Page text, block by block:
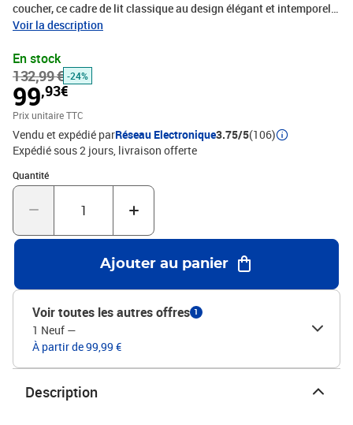
coucher, ce cadre de lit classique au design élégant et intemporel
est le choix parfait pour vous ! Construction métallique robuste : le
exceptionnellement dur et solide qui offre une robustesse et une
stabilité exceptionnelles.Lattes et pieds en métal : le cadre de lit
en métal est équipé de lattes en métal et de pieds centraux pour
offrir à votre matelas le soutien et la respirabilité dont il a tant
besoin.Espace de rangement supplémentaire : pour votre confort,
le lit d'appoint dispose également d'un espace supplémentaire en
dessous pour ranger vos boîtes de rangement à l'abri des
regards.Tête de lit et pied de lit fonctionnels : la tête et le pied de lit
du sommier maintiennent votre matelas en place. De plus, la tête
de lit vous offre un excellent soutien du dos lorsque vous vous
:Un matelas n'est pas inclus avec ce lit. Nous offrons une sélection
variée de matelas. Vous pouvez consulter notre boutique pour
trouver un matelas assorti.Couleur : blancMatériau :
acierDimensions totales : 219 x 187 x 100 cm (L x l x H)Hauteur
libre sous le lit : 26 cmDimensions du matelas correspondant : 183
x 213 cm (l x L) (matelas non inclus)L'assemblage est requis
Voir la description
En stock
132,99 € -24%
99,93€
Prix unitaire TTC
Vendu et expédié parRéseau Electronique3.75/5(106)
Expédié sous 2 jours livraison offerte
Quantité
Quantité : 1
Ajouter au panier
Voir toutes les autres offres 1
1 Neuf —
À partir de 99,99 €
Description